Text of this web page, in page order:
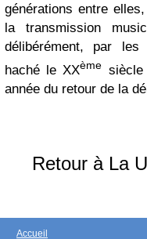
générations entre
la transmission
délibérément, par
haché le XXème
année du retour de la
Retour à La
Accueil